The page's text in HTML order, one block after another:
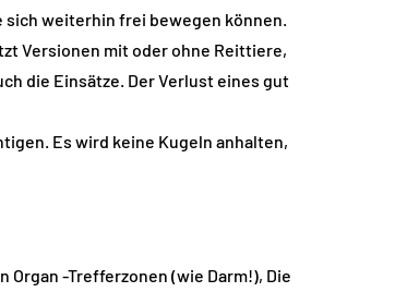
sich weiterhin frei bewegen können.
Versionen mit oder ohne Reittiere,
die Einsätze. Der Verlust eines gut
Es wird keine Kugeln anhalten,
-Trefferzonen (wie Darm!), Die